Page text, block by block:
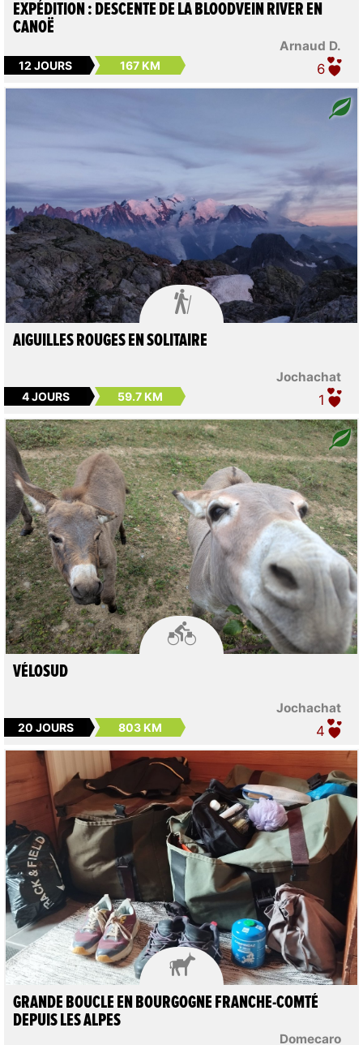
Arnaud D.
EXPÉDITION : DESCENTE DE LA BLOODVEIN RIVER EN
CANOË
12 JOURS 167 KM 6

Jochachat
AIGUILLES ROUGES EN SOLITAIRE
4 JOURS 59.7 KM 1

Jochachat
VÉLOSUD
20 JOURS 803 KM 4

Domecaro
GRANDE BOUCLE EN BOURGOGNE FRANCHE-COMTÉ
DEPUIS LES ALPES